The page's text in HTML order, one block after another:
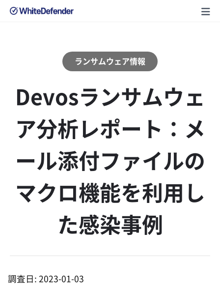
ランサムウェア情報
Devosランサムウェ
ア分析レポート：メ
ール添付ファイルの
マクロ機能を利用し
た感染事例
調査日: 2023-01-03